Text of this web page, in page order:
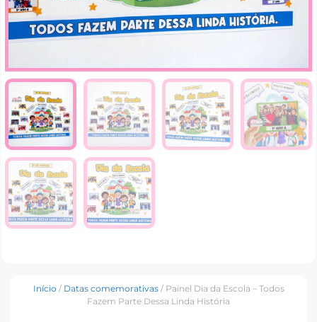
Início / Datas comemorativas/ Painel Dia da Escola – Todos
Fazem Parte Dessa Linda História